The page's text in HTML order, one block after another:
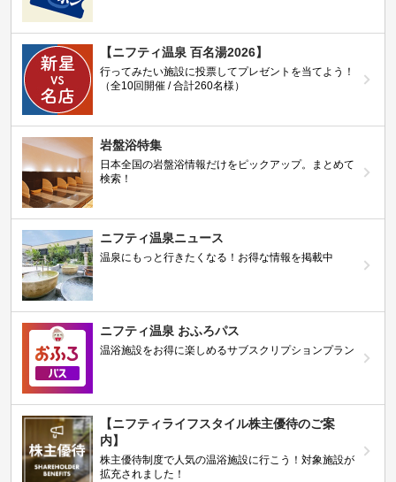
【ニフティ温泉 百名湯2026】
行ってみたい施設に投票してプレゼントを当てよう！
（全10回開催 / 合計260名様）
岩盤浴特集
日本全国の岩盤浴情報だけをピックアップ。まとめて
検索！
ニフティ温泉ニュース
温泉にもっと行きたくなる！お得な情報を掲載中
ニフティ温泉 おふろパス
温浴施設をお得に楽しめるサブスクリプションプラン
【ニフティライフスタイル株主優待のご案
内】
株主優待制度で人気の温浴施設に行こう！対象施設が
拡充されました！